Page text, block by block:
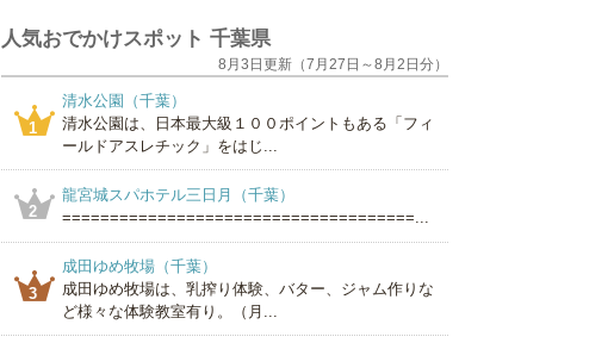
人気おでかけスポット 千葉県
8月3日更新（7月27日～8月2日分）
1
清水公園（千葉）
清水公園は、日本最大級１００ポイントもある「フィ
ールドアスレチック」をはじ...
2
龍宮城スパホテル三日月（千葉）
=====================================...
3
成田ゆめ牧場（千葉）
成田ゆめ牧場は、乳搾り体験、バター、ジャム作りな
ど様々な体験教室有り。（月...